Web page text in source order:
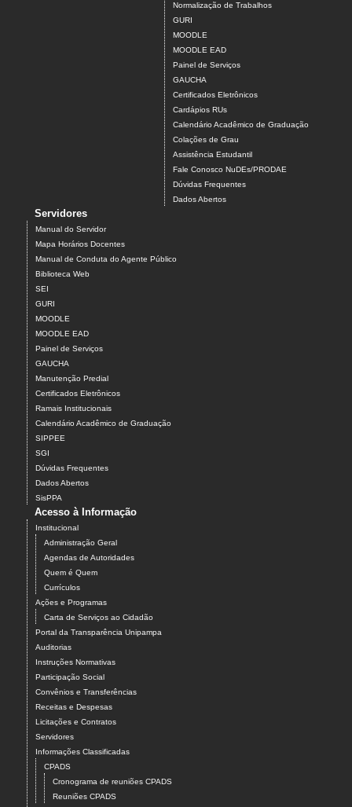
Normalização de Trabalhos
GURI
MOODLE
MOODLE EAD
Painel de Serviços
GAUCHA
Certificados Eletrônicos
Cardápios RUs
Calendário Acadêmico de Graduação
Colações de Grau
Assistência Estudantil
Fale Conosco NuDEs/PRODAE
Dúvidas Frequentes
Dados Abertos
Servidores
Manual do Servidor
Mapa Horários Docentes
Manual de Conduta do Agente Público
Biblioteca Web
SEI
GURI
MOODLE
MOODLE EAD
Painel de Serviços
GAUCHA
Manutenção Predial
Certificados Eletrônicos
Ramais Institucionais
Calendário Acadêmico de Graduação
SIPPEE
SGI
Dúvidas Frequentes
Dados Abertos
SisPPA
Acesso à Informação
Institucional
Administração Geral
Agendas de Autoridades
Quem é Quem
Currículos
Ações e Programas
Carta de Serviços ao Cidadão
Portal da Transparência Unipampa
Auditorias
Instruções Normativas
Participação Social
Convênios e Transferências
Receitas e Despesas
Licitações e Contratos
Servidores
Informações Classificadas
CPADS
Cronograma de reuniões CPADS
Reuniões CPADS